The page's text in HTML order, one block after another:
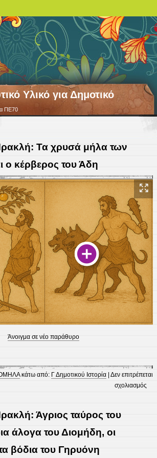
Υλικό για Δημοτικό
ΠΕ70
Τα χρυσά μήλα των
ο κέρβερος του Άδη
Άνοιγμα σε νέο παράθυρο
κάτω από: Γ Δημοτικού Ιστορία| Δεν επιτρέπεται
σχολιασμόςστο
Άγριος ταύρος του
άλογα του Διομήδη, οι
βόδια του Γηρυόνη